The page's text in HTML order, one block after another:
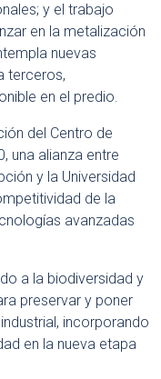
y el trabajo
en la metalización
nuevas
terceros,
en el predio.
del Centro de
una alianza entre
y la Universidad
de la
avanzadas
a la biodiversidad y
preservar y poner
incorporando
en la nueva etapa